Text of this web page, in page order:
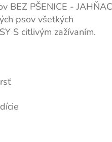
BEZ PŠENICE -
psov všetkých
S citlivým zažívaním.